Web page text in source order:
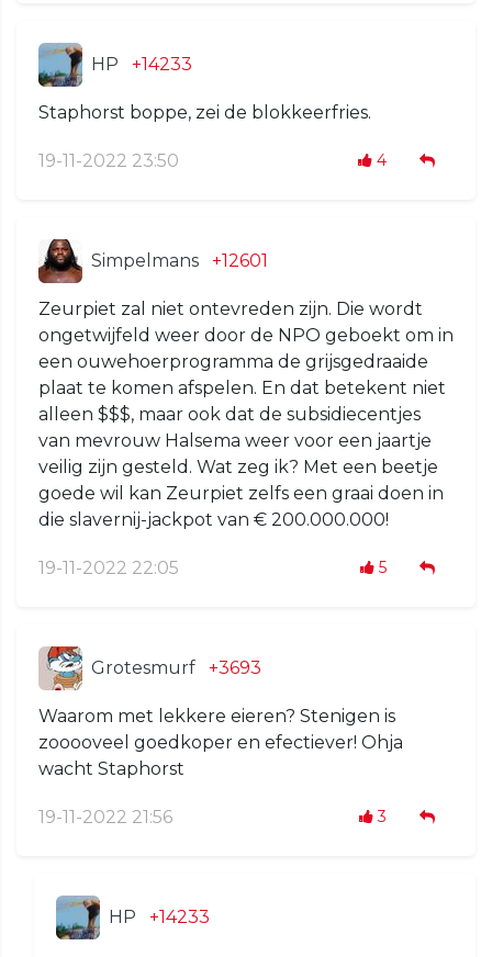
HP +14233
Staphorst boppe, zei de blokkeerfries.
19-11-2022 23:50 4
Simpelmans +12601
Zeurpiet zal niet ontevreden zijn. Die wordt
ongetwijfeld weer door de NPO geboekt om in
een ouwehoerprogramma de grijsgedraaide
plaat te komen afspelen. En dat betekent niet
alleen $$$, maar ook dat de subsidiecentjes
van mevrouw Halsema weer voor een jaartje
veilig zijn gesteld. Wat zeg ik? Met een beetje
goede wil kan Zeurpiet zelfs een graai doen in
die slavernij-jackpot van € 200.000.000!
19-11-2022 22:05 5
Grotesmurf +3693
Waarom met lekkere eieren? Stenigen is
zooooveel goedkoper en efectiever! Ohja
wacht Staphorst
19-11-2022 21:56 3
HP +14233